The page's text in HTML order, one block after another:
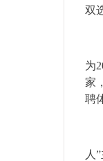
双
为
家
聘
人